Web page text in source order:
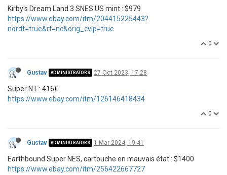
Kirby's Dream Land 3 SNES US mint : $979
https://www.ebay.com/itm/204415225443?
nordt=true&rt=nc&orig_cvip=true
0
Gustav ADMINISTRATORS 27 Oct 2023, 17:28
Super NT : 416€
https://www.ebay.com/itm/126146418434
0
Gustav ADMINISTRATORS 1 Mar 2024, 19:41
Earthbound Super NES, cartouche en mauvais état : $1400
https://www.ebay.com/itm/256422667727